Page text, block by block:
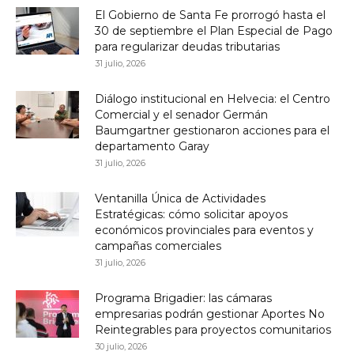
El Gobierno de Santa Fe prorrogó hasta el
30 de septiembre el Plan Especial de Pago
para regularizar deudas tributarias
31 julio, 2026
Diálogo institucional en Helvecia: el Centro
Comercial y el senador Germán
Baumgartner gestionaron acciones para el
departamento Garay
31 julio, 2026
Ventanilla Única de Actividades
Estratégicas: cómo solicitar apoyos
económicos provinciales para eventos y
campañas comerciales
31 julio, 2026
Programa Brigadier: las cámaras
empresarias podrán gestionar Aportes No
Reintegrables para proyectos comunitarios
30 julio, 2026